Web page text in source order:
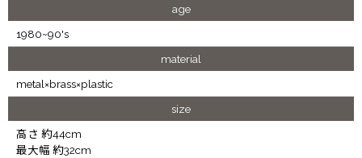
age
1980~90's
material
metal×brass×plastic
size
高さ 約44cm
最大幅 約32cm